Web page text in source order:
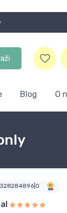
NOVO! Plaćanje
Blog O